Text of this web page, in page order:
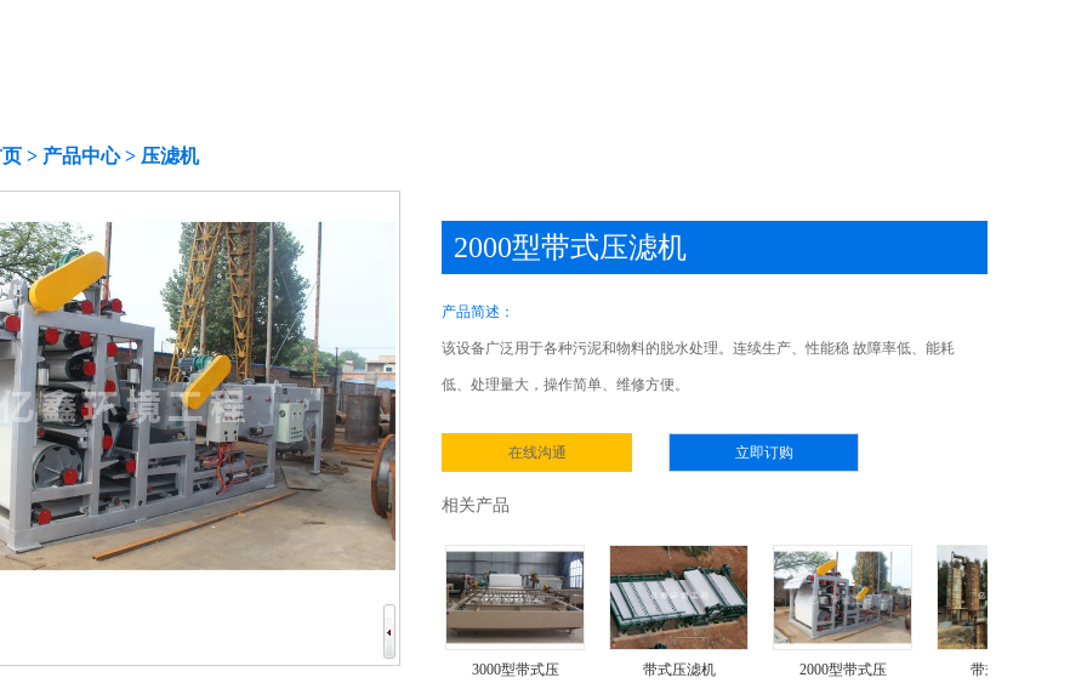
> 产品中心> 压滤机
2000型带式压滤机
产品简述：
该设备广泛用于各种污泥和物料的脱水处理。连续生产、性能稳 故障率低、能耗
低、处理量大，操作简单、维修方便。
在线沟通 立即订购
相关产品
3500型带式压 3000型带式压 2000型带式压